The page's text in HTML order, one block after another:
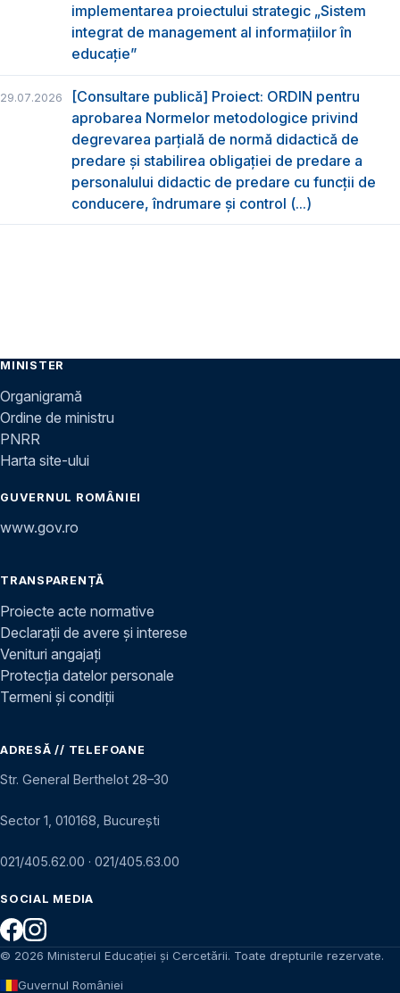
implementarea proiectului strategic „Sistem
integrat de management al informațiilor în
educație”
29.07.2026
[Consultare publică] Proiect: ORDIN pentru
aprobarea Normelor metodologice privind
degrevarea parțială de normă didactică de
predare şi stabilirea obligaţiei de predare a
personalului didactic de predare cu funcții de
conducere, îndrumare și control (...)
MINISTER
Organigramă
Ordine de ministru
PNRR
Harta site-ului
GUVERNUL ROMÂNIEI
www.gov.ro
TRANSPARENȚĂ
Proiecte acte normative
Declarații de avere și interese
Venituri angajați
Protecția datelor personale
Termeni și condiții
ADRESĂ // TELEFOANE
Str. General Berthelot 28–30
Sector 1, 010168, București
021/405.62.00 · 021/405.63.00
SOCIAL MEDIA
© 2026 Ministerul Educației și Cercetării. Toate drepturile rezervate.
Guvernul României